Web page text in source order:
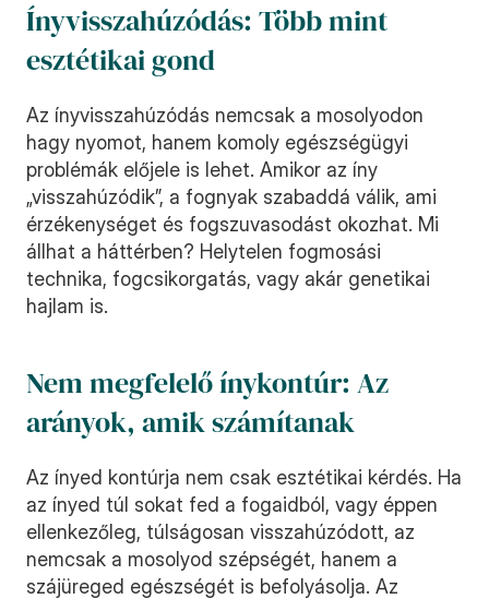
Ínyvisszahúzódás: Több mint
esztétikai gond
Az ínyvisszahúzódás nemcsak a mosolyodon
hagy nyomot, hanem komoly egészségügyi
problémák előjele is lehet. Amikor az íny
„visszahúzódik”, a fognyak szabaddá válik, ami
érzékenységet és fogszuvasodást okozhat. Mi
állhat a háttérben? Helytelen fogmosási
technika, fogcsikorgatás, vagy akár genetikai
hajlam is.
Nem megfelelő ínykontúr: Az
arányok, amik számítanak
Az ínyed kontúrja nem csak esztétikai kérdés. Ha
az ínyed túl sokat fed a fogaidból, vagy éppen
ellenkezőleg, túlságosan visszahúzódott, az
nemcsak a mosolyod szépségét, hanem a
szájüreged egészségét is befolyásolja. Az